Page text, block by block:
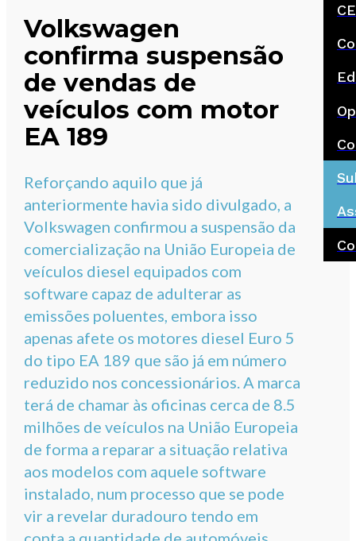
Volkswagen
confirma suspensão
de vendas de
veículos com motor
EA 189
Reforçando aquilo que já
anteriormente havia sido divulgado, a
Volkswagen confirmou a suspensão da
comercialização na União Europeia de
veículos diesel equipados com
software capaz de adulterar as
emissões poluentes, embora isso
apenas afete os motores diesel Euro 5
do tipo EA 189 que são já em número
reduzido nos concessionários. A marca
terá de chamar às oficinas cerca de 8.5
milhões de veículos na União Europeia
de forma a reparar a situação relativa
aos modelos com aquele software
instalado, num processo que se pode
vir a revelar duradouro tendo em